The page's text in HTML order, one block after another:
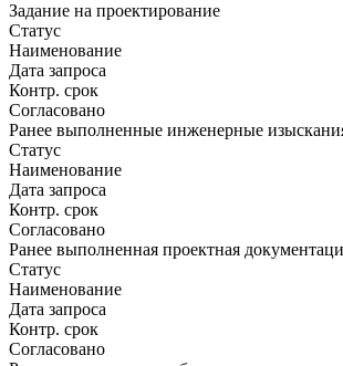
Задание на проектирование
Статус
Наименование
Дата запроса
Контр. срок
Согласовано
Ранее выполненные инженерные
Статус
Наименование
Дата запроса
Контр. срок
Согласовано
Ранее выполненная проектная
Статус
Наименование
Дата запроса
Контр. срок
Согласовано